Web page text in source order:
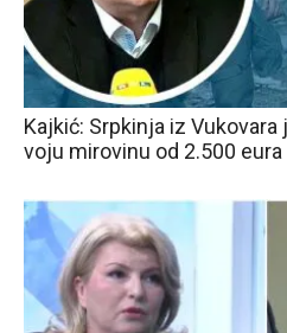
Kajkić: Srpkinja iz Vukovara
voju mirovinu od 2.500 eura